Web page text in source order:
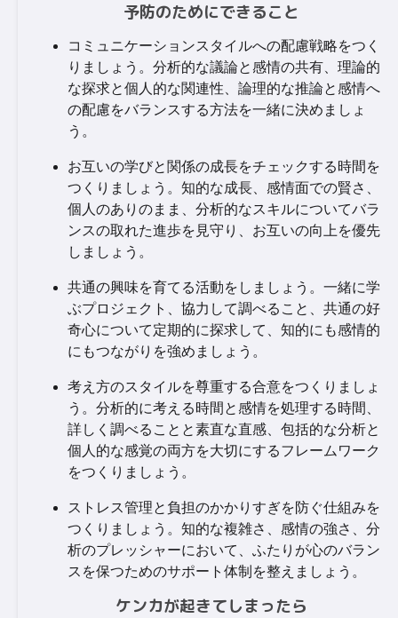
予防のためにできること
コミュニケーションスタイルへの配慮戦略をつく
りましょう。分析的な議論と感情の共有、理論的
な探求と個人的な関連性、論理的な推論と感情へ
の配慮をバランスする方法を一緒に決めましょ
う。
お互いの学びと関係の成長をチェックする時間を
つくりましょう。知的な成長、感情面での賢さ、
個人のありのまま、分析的なスキルについてバラ
ンスの取れた進歩を見守り、お互いの向上を優先
しましょう。
共通の興味を育てる活動をしましょう。一緒に学
ぶプロジェクト、協力して調べること、共通の好
奇心について定期的に探求して、知的にも感情的
にもつながりを強めましょう。
考え方のスタイルを尊重する合意をつくりましょ
う。分析的に考える時間と感情を処理する時間、
詳しく調べることと素直な直感、包括的な分析と
個人的な感覚の両方を大切にするフレームワーク
をつくりましょう。
ストレス管理と負担のかかりすぎを防ぐ仕組みを
つくりましょう。知的な複雑さ、感情の強さ、分
析のプレッシャーにおいて、ふたりが心のバラン
スを保つためのサポート体制を整えましょう。
ケンカが起きてしまったら